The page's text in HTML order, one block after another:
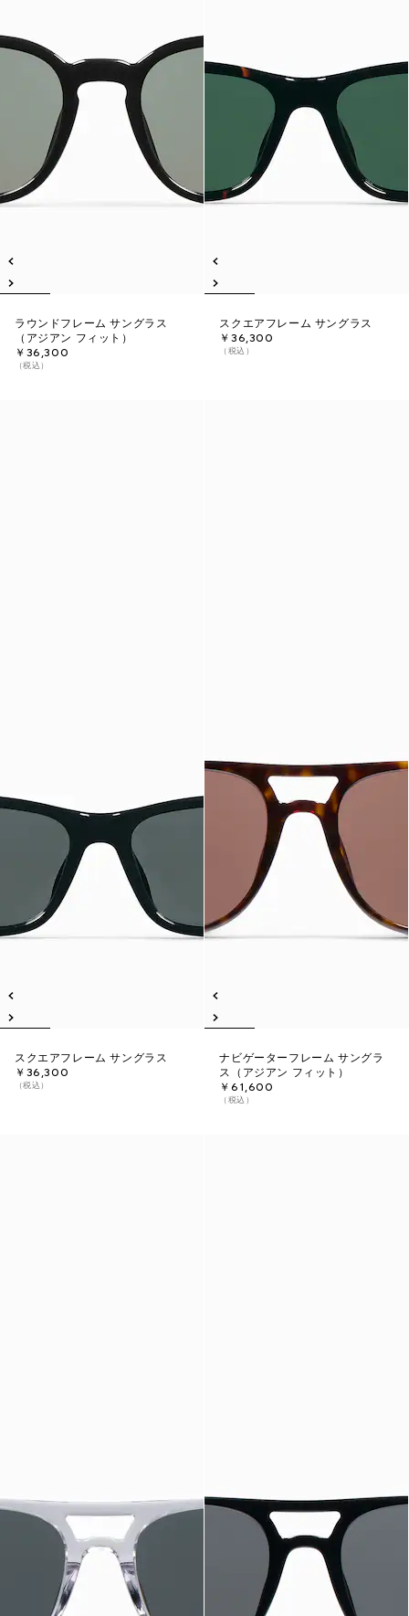
ラウンドフレーム サングラス
（アジアン フィット）
￥36,300
（税込）
スクエアフレーム サングラス
￥36,300
（税込）
スクエアフレーム サングラス
￥36,300
（税込）
ナビゲーターフレーム サングラ
ス（アジアン フィット）
￥61,600
（税込）